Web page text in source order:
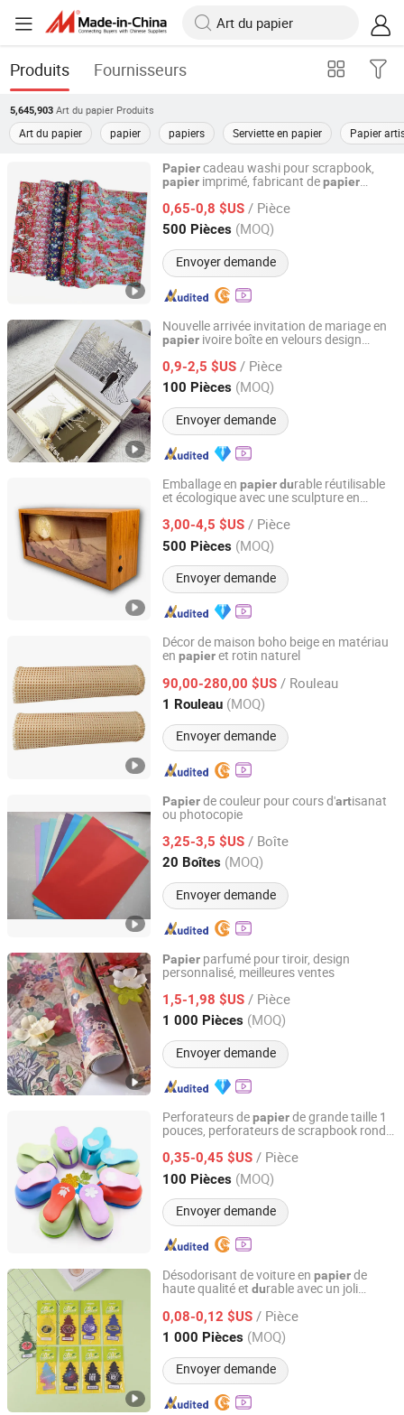
Produits Fournisseurs
5,645,903 Art du papier Produits
Art du papier papier papiers Serviette en papier Papier
Papiercadeau washi pour scrapbook,
papier imprimé, fabricant depapier
0,65-0,8 $US / Pièce
500 Pièces (MOQ)
Envoyer demande
ZHUHAI KAMEDA TECHNOLOGY CO., LTD
Guangdong, China Depuis 2018
Nouvelle arrivée invitation de mariage en
papier ivoire boîte en velours design
acrylique miroir doré fait main RSVP
0,9-2,5 $US / Pièce
100 Pièces (MOQ)
Envoyer demande
Nanchang Dian Chuang Packaging Co., Ltd.
Jiangxi, China Depuis 2025
Emballage en papierdurable réutilisable
et écologique avec une sculpture en
3,00-4,5 $US / Pièce
500 Pièces (MOQ)
Envoyer demande
Xiamen Fangcun Chengpin Packaging Co., Ltd.
Fujian, China Depuis 2025
Décor de maison boho beige en matériau
en papieret rotin naturel
90,00-280,00 $US / Rouleau
1 Rouleau (MOQ)
Envoyer demande
Foshan Nanhai Sansongzhai Weaving Processing Factory
Guangdong, China Depuis 2026
Papierde couleur pour cours d'artisanat
ou photocopie
3,25-3,5 $US / Boîte
20 Boîtes (MOQ)
Envoyer demande
Qingdao Newxinker International Trade Co., Ltd.
Shandong, China Depuis 2021
Papier parfumé pour tiroir, design
personnalisé, meilleures ventes
1,5-1,98 $US / Pièce
1 000 Pièces (MOQ)
Envoyer demande
Shenzhen E-Yue Manufacturer Co., Ltd.
Guangdong, China Depuis 2016
Perforateurs depapierde grande taille 1
pouces, perforateurs de scrapbook ronds,
0,35-0,45 $US / Pièce
100 Pièces (MOQ)
Envoyer demande
Nanchang Qunpeng Technology Development Co., Ltd.
Jiangxi, China Depuis 2024
Désodorisant de voiture en papierde
haute qualité et durable avec un joli
0,08-0,12 $US / Pièce
1 000 Pièces (MOQ)
Envoyer demande
Hangzhou Qirui Packaging Co., Ltd.
Zhejiang, China Depuis 2025